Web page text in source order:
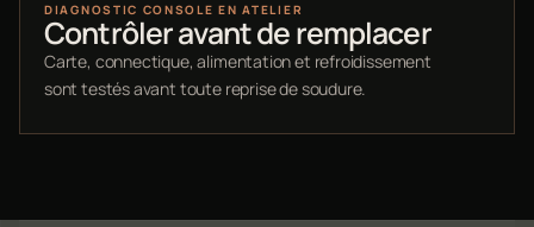
DIAGNOSTIC CONSOLE EN ATELIER
Contrôler avant de remplacer
Carte, connectique, alimentation et refroidissement
sont testés avant toute reprise de soudure.